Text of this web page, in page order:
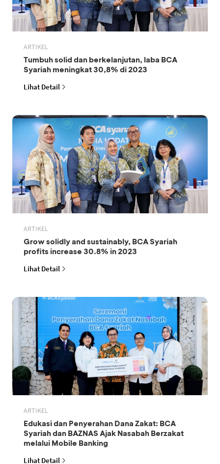
ARTIKEL
Tumbuh solid dan berkelanjutan, laba BCA
Syariah meningkat 30,8% di 2023
Lihat Detail
ARTIKEL
Grow solidly and sustainably, BCA Syariah
profits increase 30.8% in 2023
Lihat Detail
ARTIKEL
Edukasi dan Penyerahan Dana Zakat: BCA
Syariah dan BAZNAS Ajak Nasabah Berzakat
melalui Mobile Banking
Lihat Detail